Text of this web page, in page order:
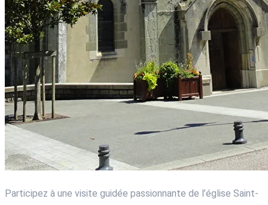
Participez à une visite guidée passionnante de l’église Saint-